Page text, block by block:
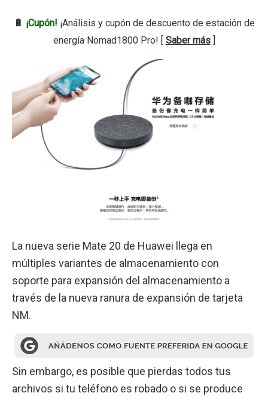
🔋 ¡Cupón! ¡Análisis y cupón de descuento de estación de
energía Nomad1800 Pro! [ Saber más]
La nueva serie Mate 20 de Huawei llega en
múltiples variantes de almacenamiento con
soporte para expansión del almacenamiento a
través de la nueva ranura de expansión de tarjeta
NM.
Sin embargo, es posible que pierdas todos tus
archivos si tu teléfono es robado o si se produce